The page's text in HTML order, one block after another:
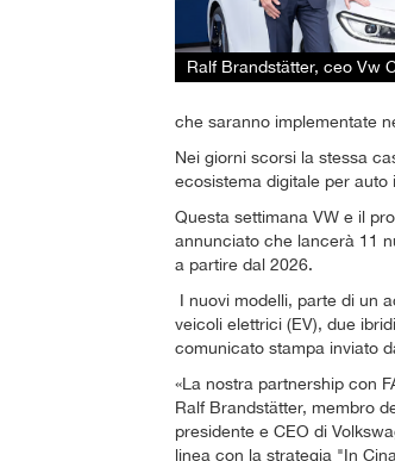
Ralf Brandstätter, ceo Vw
che saranno implementate
Nei giorni scorsi la stessa
ecosistema digitale per
Questa settimana VW e il
annunciato che lancerà 11
a partire dal 2026.
I nuovi modelli, parte di un
veicoli elettrici (EV), due
comunicato stampa inviato
«La nostra partnership con
Ralf Brandstätter, membro
presidente e CEO di
linea con la strategia "In